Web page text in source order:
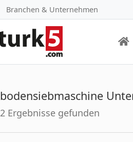
Branchen & Unternehmen
bodensiebmaschine
2 Ergebnisse gefunden